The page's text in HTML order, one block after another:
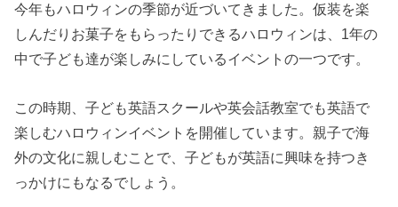
今年もハロウィンの季節が近づいてきました。仮装を楽
しんだりお菓子をもらったりできるハロウィンは、1年の
中で子ども達が楽しみにしているイベントの一つです。
この時期、子ども英語スクールや英会話教室でも英語で
楽しむハロウィンイベントを開催しています。親子で海
外の文化に親しむことで、子どもが英語に興味を持つき
っかけにもなるでしょう。